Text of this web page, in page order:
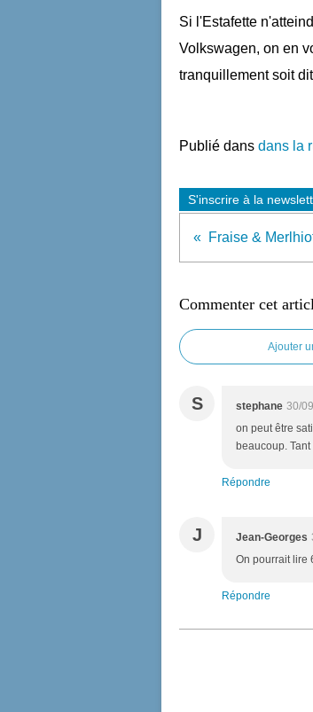
Si l'Estafette
Volkswagen, on en
tranquillement soit
Publié dans dans la
S'inscrire à la
Fraise &
Commenter cet
Ajouter
S stephane 30/
on peut être
beaucoup.
Répondre
J Jean-Georges
On pourrait lire
Répondre